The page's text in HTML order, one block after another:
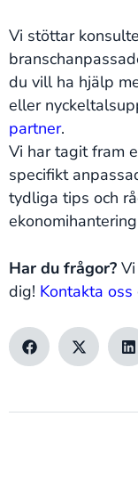
Vi stöttar
du vill ha hjälp
eller
partner.
Vi har tagit fram
specifikt
tydliga tips och
Har du frågor?
dig! Kontakta oss